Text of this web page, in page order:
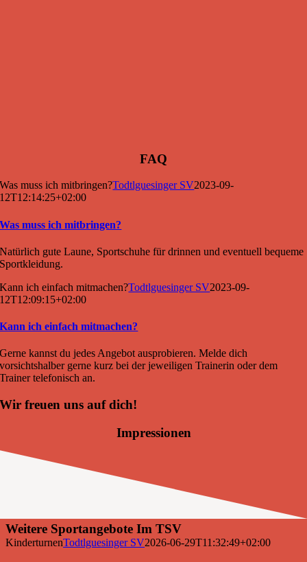
FAQ
Was muss ich mitbringen?Todtlguesinger SV2023-09-
12T12:14:25+02:00
Was muss ich mitbringen?
Natürlich gute Laune, Sportschuhe für drinnen und eventuell bequeme
Sportkleidung.
Kann ich einfach mitmachen?Todtlguesinger SV2023-09-
12T12:09:15+02:00
Kann ich einfach mitmachen?
Gerne kannst du jedes Angebot ausprobieren. Melde dich
vorsichtshalber gerne kurz bei der jeweiligen Trainerin oder dem
Trainer telefonisch an.
Wir freuen uns auf dich!
Impressionen
Weitere Sportangebote Im TSV
KinderturnenTodtlguesinger SV2026-06-29T11:32:49+02:00